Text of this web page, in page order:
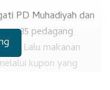
PD Muhadiyah dan
35 pedagang
itu. Lalu makanan
kupon yang